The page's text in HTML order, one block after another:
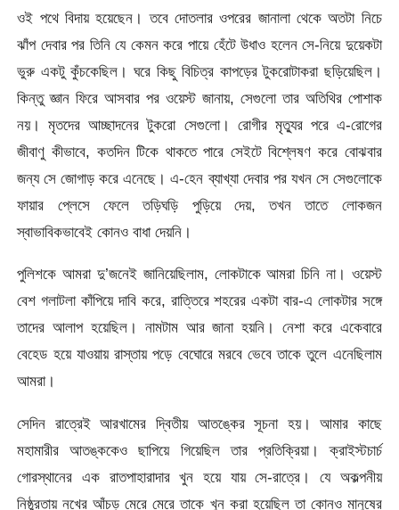
ওই পথে বিদায় হয়েছেন। তবে দোতলার ওপরের জানালা থেকে অতটা নিচে
ঝাঁপ দেবার পর তিনি যে কেমন করে পায়ে হেঁটে উধাও হলেন সে-নিয়ে দুয়েকটা
ভুরু একটু কুঁচকেছিল। ঘরে কিছু বিচিত্র কাপড়ের টুকরোটাকরা ছড়িয়েছিল।
কিন্তু জ্ঞান ফিরে আসবার পর ওয়েস্ট জানায়, সেগুলো তার অতিথির পোশাক
নয়। মৃতদের আচ্ছাদনের টুকরো সেগুলো। রোগীর মৃত্যুর পরে এ-রোগের
জীবাণু কীভাবে, কতদিন টিকে থাকতে পারে সেইটে বিশ্লেষণ করে বোঝবার
জন্য সে জোগাড় করে এনেছে। এ-হেন ব্যাখ্যা দেবার পর যখন সে সেগুলোকে
ফায়ার প্লেসে ফেলে তড়িঘড়ি পুড়িয়ে দেয়, তখন তাতে লোকজন
স্বাভাবিকভাবেই কোনও বাধা দেয়নি।
পুলিশকে আমরা দু’জনেই জানিয়েছিলাম, লোকটাকে আমরা চিনি না। ওয়েস্ট
বেশ গলাটলা কাঁপিয়ে দাবি করে, রাত্তিরে শহরের একটা বার-এ লোকটার সঙ্গে
তাদের আলাপ হয়েছিল। নামটাম আর জানা হয়নি। নেশা করে একেবারে
বেহেড হয়ে যাওয়ায় রাস্তায় পড়ে বেঘোরে মরবে ভেবে তাকে তুলে এনেছিলাম
আমরা।
সেদিন রাত্রেই আরখামের দ্বিতীয় আতঙ্কের সূচনা হয়। আমার কাছে
মহামারীর আতঙ্ককেও ছাপিয়ে গিয়েছিল তার প্রতিক্রিয়া। ক্রাইস্টচার্চ
গোরস্থানের এক রাতপাহারাদার খুন হয়ে যায় সে-রাত্রে। যে অকল্পনীয়
নিষ্ঠুরতায় নখের আঁচড় মেরে মেরে তাকে খুন করা হয়েছিল তা কোনও মানুষের